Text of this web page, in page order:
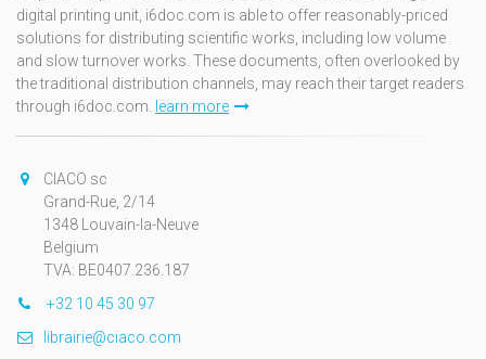
digital printing unit, i6doc.com is able to offer reasonably-priced
solutions for distributing scientific works, including low volume
and slow turnover works. These documents, often overlooked by
the traditional distribution channels, may reach their target readers
through i6doc.com.
learn more
CIACO sc
Grand-Rue, 2/14
1348 Louvain-la-Neuve
Belgium
TVA: BE0407.236.187
+32 10 45 30 97
librairie@ciaco.com